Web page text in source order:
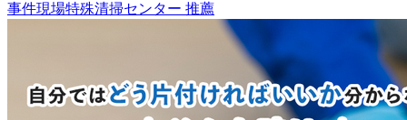
事件現場特殊清掃センター 推薦